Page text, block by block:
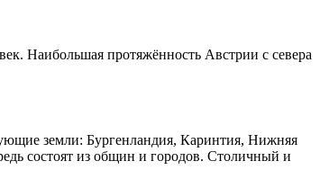
Наибольшая протяжённость Австрии с севера
земли: Бургенландия, Каринтия, Нижняя
состоят из общин и городов. Столичный и